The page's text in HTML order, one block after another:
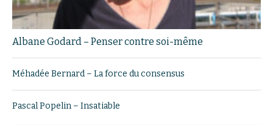
Albane Godard – Penser contre soi-même
Méhadée Bernard – La force du consensus
Pascal Popelin – Insatiable